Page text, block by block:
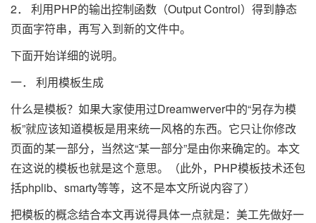
2． 利用PHP的输出控制函数（Output Control）得到静态
页面字符串，再写入到新的文件中。
下面开始详细的说明。
一． 利用模板生成
什么是模板？如果大家使用过Dreamwerver中的“另存为模
板”就应该知道模板是用来统一风格的东西。它只让你修改
页面的某一部分，当然这“某一部分”是由你来确定的。本文
在这说的模板也就是这个意思。（此外，PHP模板技术还包
括phplib、smarty等等，这不是本文所说内容了）
把模板的概念结合本文再说得具体一点就是：美工先做好一